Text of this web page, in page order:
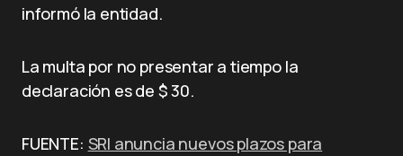
informó la entidad.
La multa por no presentar a tiempo la
declaración es de $ 30.
FUENTE: SRI anuncia nuevos plazos para